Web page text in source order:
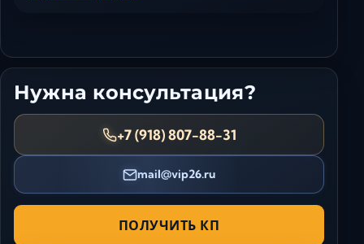
Нужна консультация?
+7 (918) 807-88-31
mail@vip26.ru
ПОЛУЧИТЬ КП